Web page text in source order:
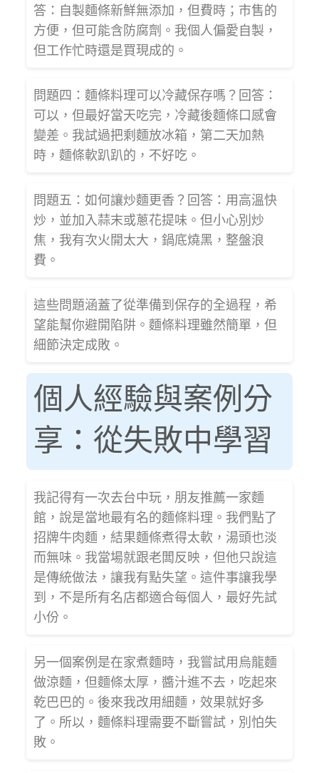
答：自製麵條新鮮無添加，但費時；市售的
方便，但可能含防腐劑。我個人偏愛自製，
但工作忙時還是買現成的。
問題四：麵條料理可以冷藏保存嗎？回答：
可以，但最好當天吃完，冷藏後麵條口感會
變差。我試過把剩麵放冰箱，第二天加熱
時，麵條軟趴趴的，不好吃。
問題五：如何讓炒麵更香？回答：用高溫快
炒，並加入蒜末或蔥花提味。但小心別炒
焦，我有次火開太大，鍋底燒黑，整盤浪
費。
這些問題涵蓋了從準備到保存的全過程，希
望能幫你避開陷阱。麵條料理雖然簡單，但
細節決定成敗。
個人經驗與案例分
享：從失敗中學習
我記得有一次去台中玩，朋友推薦一家麵
館，說是當地最有名的麵條料理。我們點了
招牌牛肉麵，結果麵條煮得太軟，湯頭也淡
而無味。我當場就跟老闆反映，但他只說這
是傳統做法，讓我有點失望。這件事讓我學
到，不是所有名店都適合每個人，最好先試
小份。
另一個案例是在家煮麵時，我嘗試用烏龍麵
做涼麵，但麵條太厚，醬汁進不去，吃起來
乾巴巴的。後來我改用細麵，效果就好多
了。所以，麵條料理需要不斷嘗試，別怕失
敗。